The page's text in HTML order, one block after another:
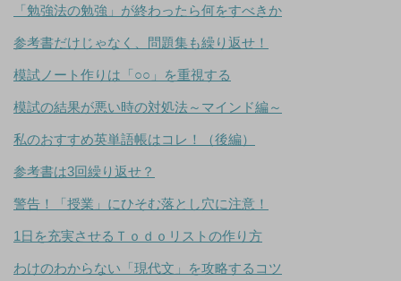
「勉強法の勉強」が終わったら何をすべきか
参考書だけじゃなく、問題集も繰り返せ！
模試ノート作りは「○○」を重視する
模試の結果が悪い時の対処法～マインド編～
私のおすすめ英単語帳はコレ！（後編）
参考書は3回繰り返せ？
警告！「授業」にひそむ落とし穴に注意！
1日を充実させるＴｏｄｏリストの作り方
わけのわからない「現代文」を攻略するコツ